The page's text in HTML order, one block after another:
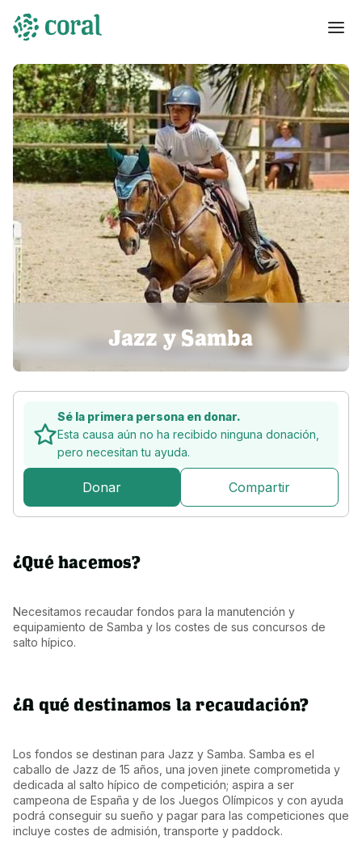
Jazz y Samba
Sé la primera persona en donar.
Esta causa aún no ha recibido ninguna donación,
pero necesitan tu ayuda.
Donar Compartir
¿Qué hacemos?
Necesitamos recaudar fondos para la manutención y
equipamiento de Samba y los costes de sus concursos de
salto hípico.
¿A qué destinamos la recaudación?
Los fondos se destinan para Jazz y Samba. Samba es el
caballo de Jazz de 15 años, una joven jinete comprometida y
dedicada al salto hípico de competición; aspira a ser
campeona de España y de los Juegos Olímpicos y con ayuda
podrá conseguir su sueño y pagar para las competiciones que
incluye costes de admisión, transporte y paddock.